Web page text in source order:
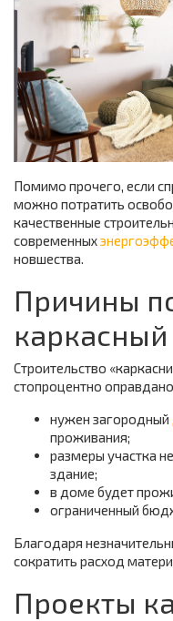
Помимо прочего, если
можно потратить
качественные
современных
новшества.
Причины
Строительство
стопроцентно
нужен загородный
проживания;
размеры участка
здание;
в доме будет
ограниченный
Благодаря
сократить расход
Проекты